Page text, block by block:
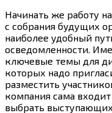
Начинать же работу
с собрания будущих
наиболее удобный
осведомленности.
ключевые темы для
которых надо
разместить
компания сама
выбрать